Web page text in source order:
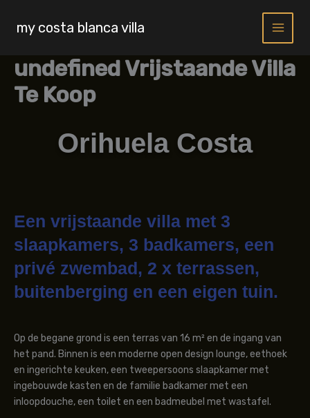
content
my costa blanca villa
undefined Vrijstaande Villa
Te Koop
Orihuela Costa
Een vrijstaande villa met 3
slaapkamers, 3 badkamers, een
privé zwembad, 2 x terrassen,
buitenberging en een eigen tuin.
Op de begane grond is een terras van 16 m² en de ingang van
het pand. Binnen is een moderne open design lounge, eethoek
en ingerichte keuken, een tweepersoons slaapkamer met
ingebouwde kasten en de familie badkamer met een
inloopdouche, een toilet en een badmeubel met wastafel.